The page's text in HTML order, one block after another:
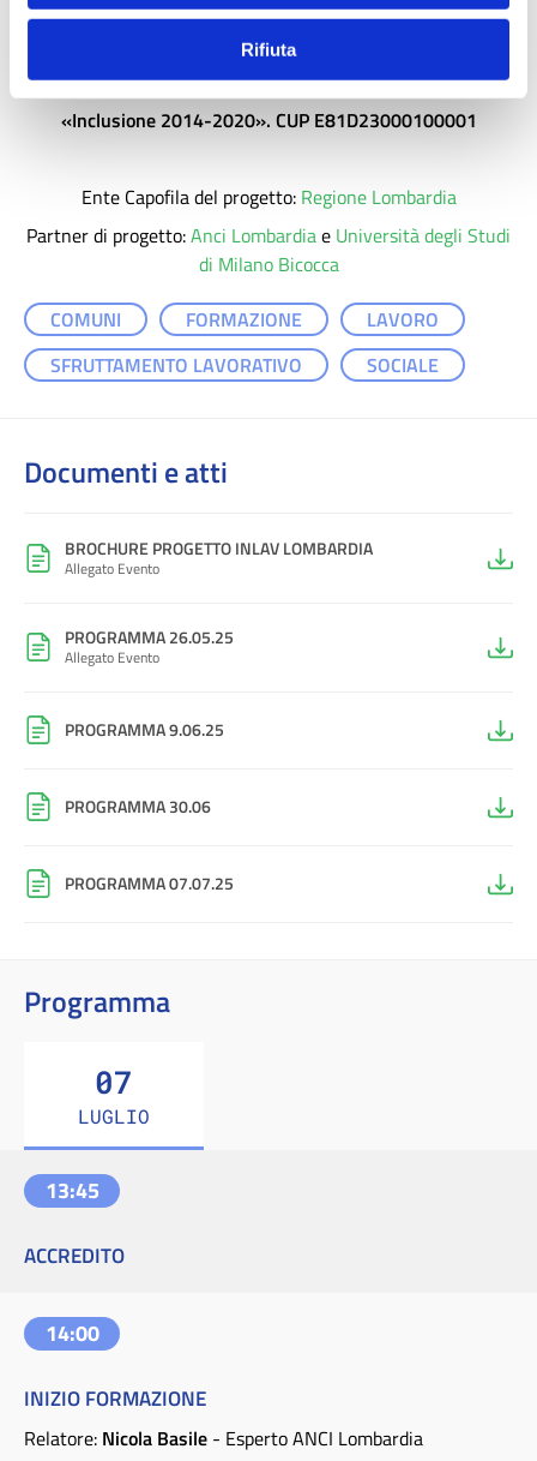
Rifiuta
Il progetto “InLav Lombardia - Integrazione Lavoro
Lombardia” è finanziato a valere sul Programma Operativo
Complementare di azione e coesione
«Inclusione 2014-2020». CUP E81D23000100001
Ente Capofila del progetto: Regione Lombardia
Partner di progetto:Anci Lombardiae Università degli Studi
di Milano Bicocca
COMUNI
FORMAZIONE
LAVORO
SFRUTTAMENTO LAVORATIVO
SOCIALE
Documenti e atti
BROCHURE PROGETTO INLAV LOMBARDIA
Allegato Evento
PROGRAMMA 26.05.25
Allegato Evento
PROGRAMMA 9.06.25
PROGRAMMA 30.06
PROGRAMMA 07.07.25
Programma
07
LUGLIO
13:45
ACCREDITO
14:00
INIZIO FORMAZIONE
Relatore: Nicola Basile - Esperto ANCI Lombardia